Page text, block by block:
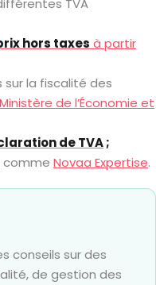
TVA
hors taxes à partir
la fiscalité des
Ministère de l’Économie et
de TVA;
Novaa Expertise.
conseils sur des
de gestion des